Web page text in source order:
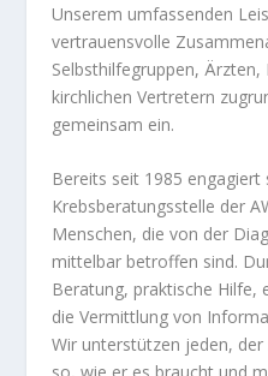
Unserem umfassenden
vertrauensvolle
Selbsthilfegruppen, Ärzten,
kirchlichen Vertretern
gemeinsam ein.
Bereits seit 1985 engagiert
Krebsberatungsstelle der
Menschen, die von der
mittelbar betroffen sind.
Beratung, praktische Hilfe,
die Vermittlung von
Wir unterstützen jeden,